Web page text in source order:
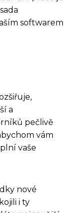
softwarem
a
pečlivě
vám
vaše
nové
i ty